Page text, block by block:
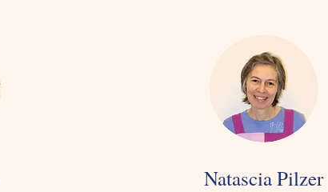
Natascia Pilzer